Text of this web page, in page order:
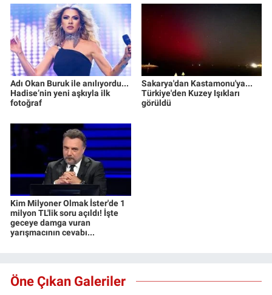
Adı Okan Buruk ile anılıyordu...
Hadise’nin yeni aşkıyla ilk
fotoğraf
Sakarya'dan Kastamonu'ya...
Türkiye'den Kuzey Işıkları
görüldü
Kim Milyoner Olmak İster'de 1
milyon TL'lik soru açıldı! İşte
geceye damga vuran
yarışmacının cevabı...
Öne Çıkan Galeriler